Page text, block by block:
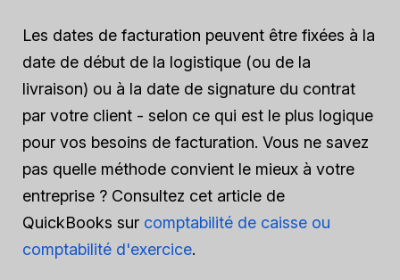
Les dates de facturation peuvent être fixées à la
date de début de la logistique (ou de la
livraison) ou à la date de signature du contrat
par votre client - selon ce qui est le plus logique
pour vos besoins de facturation. Vous ne savez
pas quelle méthode convient le mieux à votre
entreprise ? Consultez cet article de
QuickBooks sur comptabilité de caisse ou
comptabilité d'exercice.